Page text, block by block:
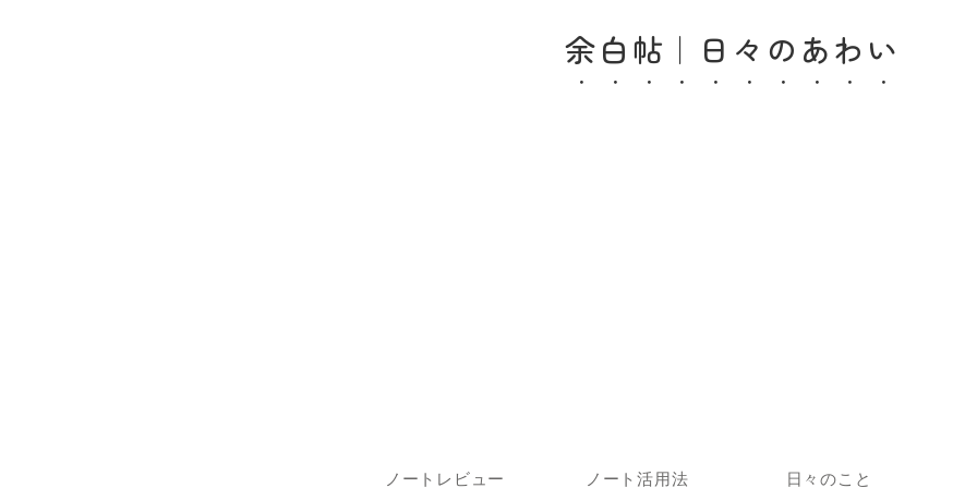
余白帖｜日々のあわい
ノートレビュー ノート活用法 日々のこと